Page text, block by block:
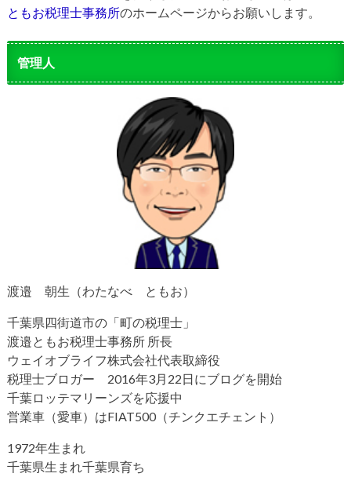
ともお税理士事務所のホームページからお願いします。
管理人
渡邉 朝生（わたなべ ともお）
千葉県四街道市の「町の税理士」
渡邉ともお税理士事務所 所長
ウェイオブライフ株式会社代表取締役
税理士ブロガー 2016年3月22日にブログを開始
千葉ロッテマリーンズを応援中
営業車（愛車）はFIAT500（チンクエチェント）
1972年生まれ
千葉県生まれ千葉県育ち